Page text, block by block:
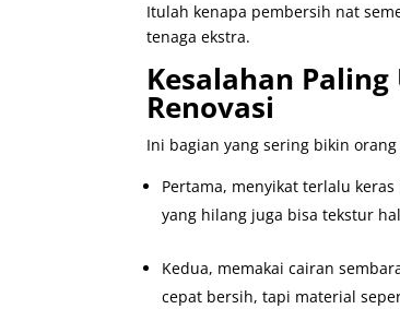
Itulah kenapa pembersih nat
tenaga ekstra.
Kesalahan
Renovasi
Ini bagian yang sering bikin
Pertama, menyikat terlalu
yang hilang juga bisa tekstur
Kedua, memakai cairan
cepat bersih, tapi material